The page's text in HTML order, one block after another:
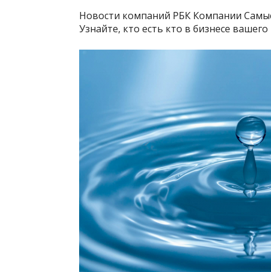
Новости компаний РБК Компании
Узнайте, кто есть кто в бизнесе вашего